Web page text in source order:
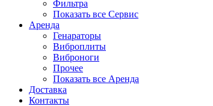
Фильтра
Показать все Сервис
Аренда
Генараторы
Виброплиты
Виброноги
Прочее
Показать все Аренда
Доставка
Контакты